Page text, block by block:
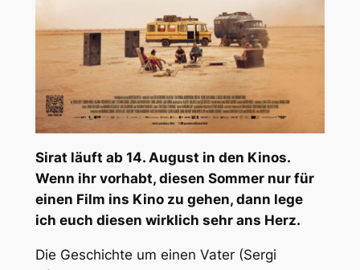
Sirat läuft ab 14. August in den Kinos.
Wenn ihr vorhabt, diesen Sommer nur für
einen Film ins Kino zu gehen, dann lege
ich euch diesen wirklich sehr ans Herz.
Die Geschichte um einen Vater (Sergi